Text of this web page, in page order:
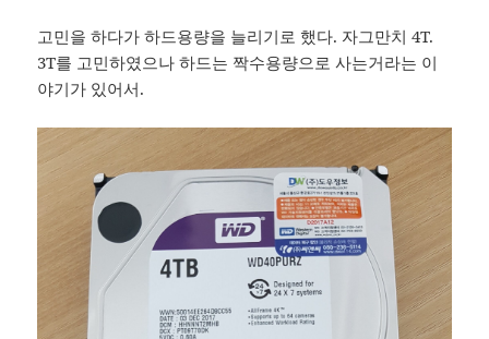
고민을 하다가 하드용량을 늘리기로 했다. 자그만치 4T.
3T를 고민하였으나 하드는 짝수용량으로 사는거라는 이
야기가 있어서.